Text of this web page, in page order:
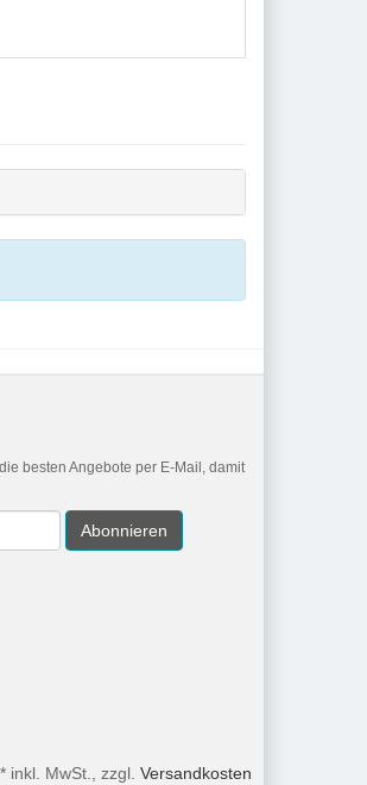
besten Angebote per E-Mail, damit
Abonnieren
* inkl. MwSt., zzgl. Versandkosten